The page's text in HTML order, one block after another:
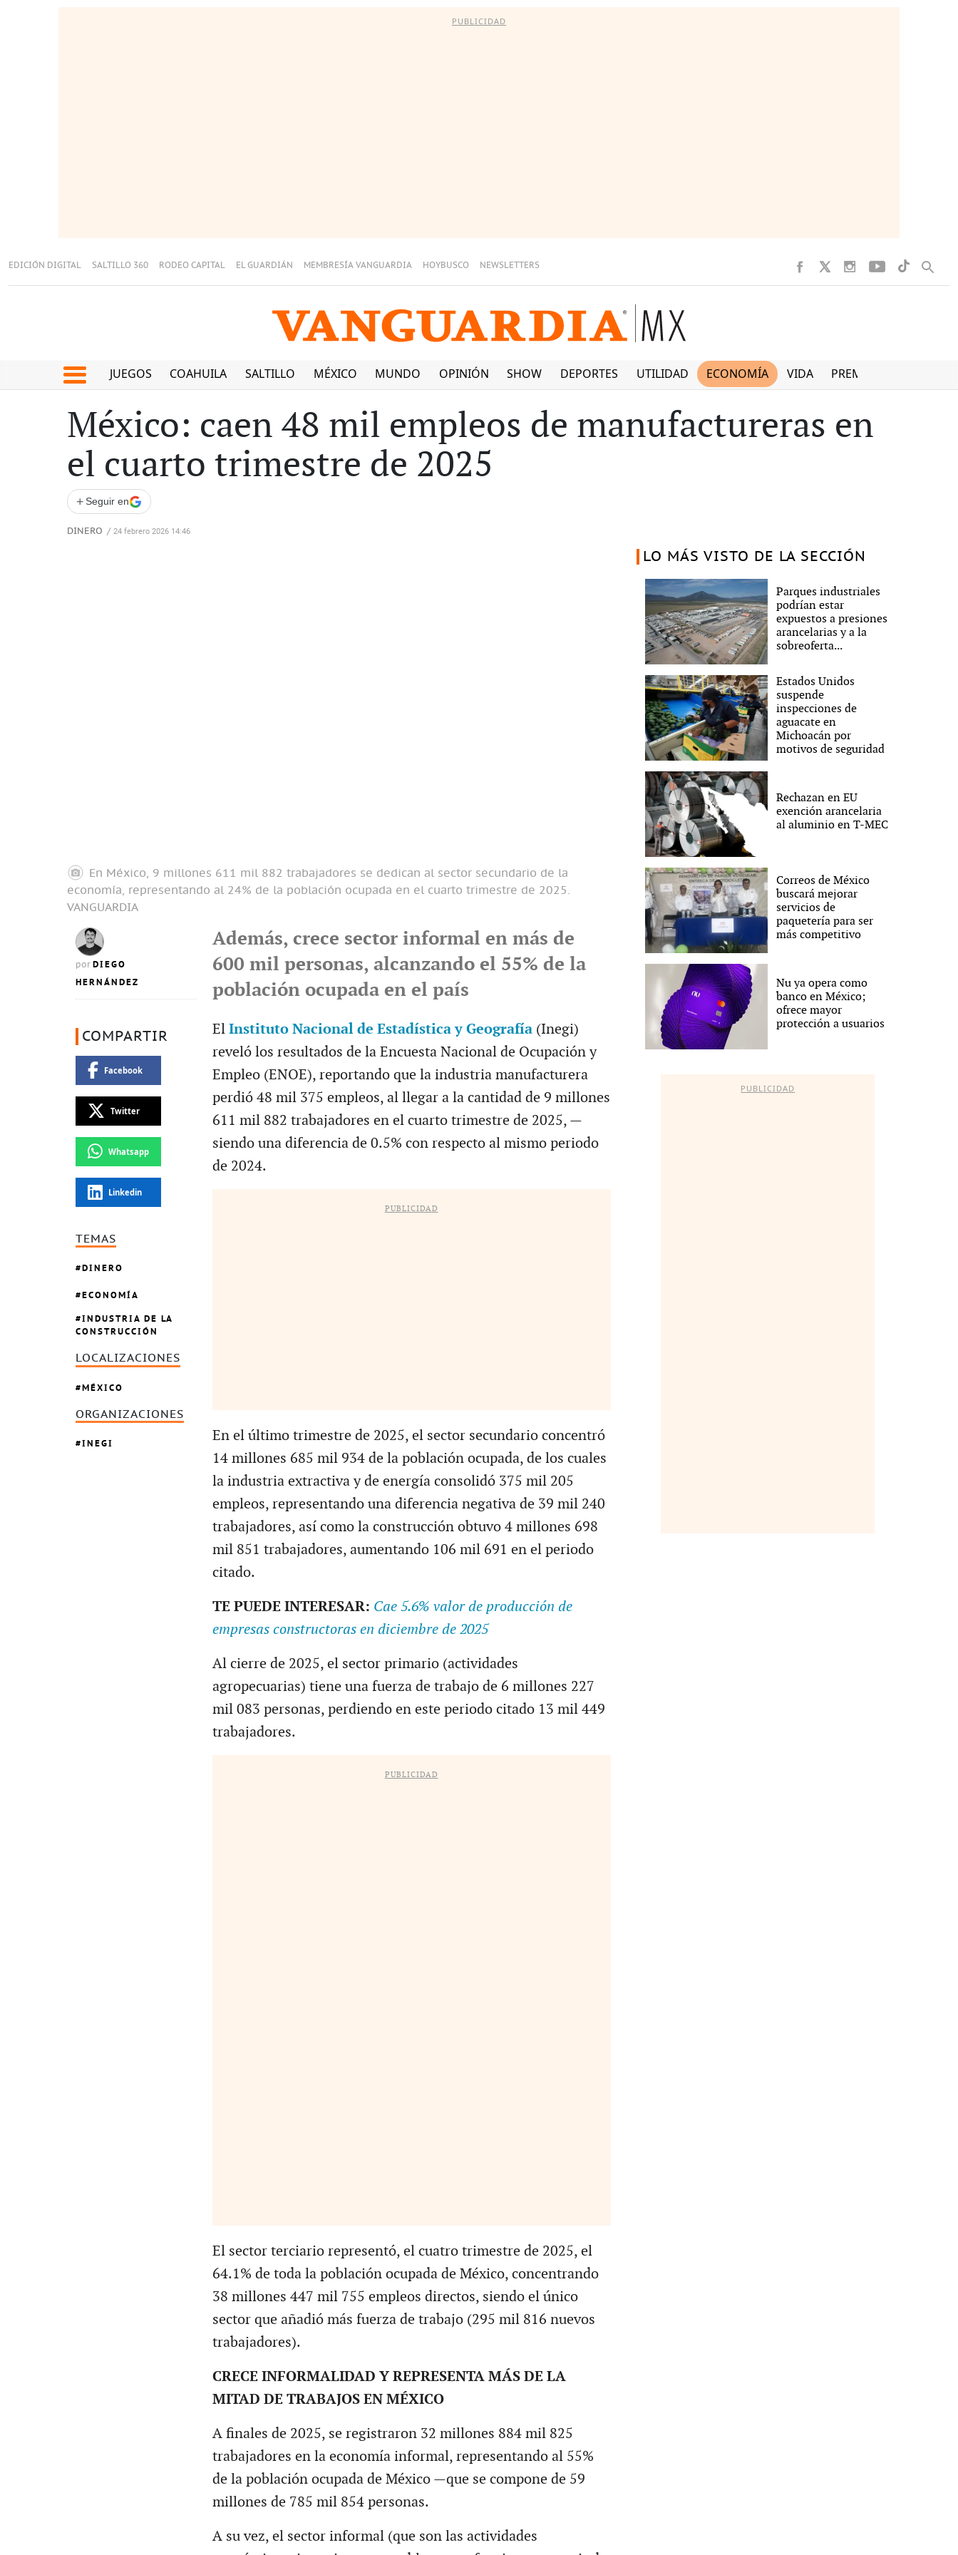
PUBLICIDAD
EDICIÓN DIGITAL SALTILLO 360 RODEO CAPITAL EL GUARDIÁN MEMBRESÍA VANGUARDIA HOYBUSCO NEWSLETTERS
JUEGOS COAHUILA SALTILLO MÉXICO MUNDO OPINIÓN SHOW DEPORTES UTILIDAD ECONOMÍA VIDA PREMIUM
México: caen 48 mil empleos de manufactureras en
el cuarto trimestre de 2025
+ Seguir en
DINERO / 24 febrero 2026 14:46
En México, 9 millones 611 mil 882 trabajadores se dedican al sector secundario de la
economía, representando al 24% de la población ocupada en el cuarto trimestre de 2025.
VANGUARDIA
por DIEGO
HERNÁNDEZ
COMPARTIR
Facebook
Twitter
Whatsapp
Linkedin
TEMAS
DINERO
ECONOMÍA
INDUSTRIA DE LA
CONSTRUCCIÓN
LOCALIZACIONES
MÉXICO
ORGANIZACIONES
INEGI
Además, crece sector informal en más de
600 mil personas, alcanzando el 55% de la
población ocupada en el país
El Instituto Nacional de Estadística y Geografía(Inegi)
reveló los resultados de la Encuesta Nacional de Ocupación y
Empleo (ENOE), reportando que la industria manufacturera
perdió 48 mil 375 empleos, al llegar a la cantidad de 9 millones
611 mil 882 trabajadores en el cuarto trimestre de 2025, —
siendo una diferencia de 0.5% con respecto al mismo periodo
de 2024.
PUBLICIDAD
En el último trimestre de 2025, el sector secundario concentró
14 millones 685 mil 934 de la población ocupada, de los cuales
la industria extractiva y de energía consolidó 375 mil 205
empleos, representando una diferencia negativa de 39 mil 240
trabajadores, así como la construcción obtuvo 4 millones 698
mil 851 trabajadores, aumentando 106 mil 691 en el periodo
citado.
TE PUEDE INTERESAR: Cae 5.6% valor de producción de
empresas constructoras en diciembre de 2025
Al cierre de 2025, el sector primario (actividades
agropecuarias) tiene una fuerza de trabajo de 6 millones 227
mil 083 personas, perdiendo en este periodo citado 13 mil 449
trabajadores.
PUBLICIDAD
El sector terciario representó, el cuatro trimestre de 2025, el
64.1% de toda la población ocupada de México, concentrando
38 millones 447 mil 755 empleos directos, siendo el único
sector que añadió más fuerza de trabajo (295 mil 816 nuevos
trabajadores).
CRECE INFORMALIDAD Y REPRESENTA MÁS DE LA
MITAD DE TRABAJOS EN MÉXICO
A finales de 2025, se registraron 32 millones 884 mil 825
trabajadores en la economía informal, representando al 55%
de la población ocupada de México —que se compone de 59
millones de 785 mil 854 personas.
A su vez, el sector informal (que son las actividades
LO MÁS VISTO DE LA SECCIÓN
Parques industriales
podrían estar
expuestos a presiones
arancelarias y a la
sobreoferta...
Estados Unidos
suspende
inspecciones de
aguacate en
Michoacán por
motivos de seguridad
Rechazan en EU
exención arancelaria
al aluminio en T-MEC
Correos de México
buscará mejorar
servicios de
paquetería para ser
más competitivo
Nu ya opera como
banco en México;
ofrece mayor
protección a usuarios
PUBLICIDAD